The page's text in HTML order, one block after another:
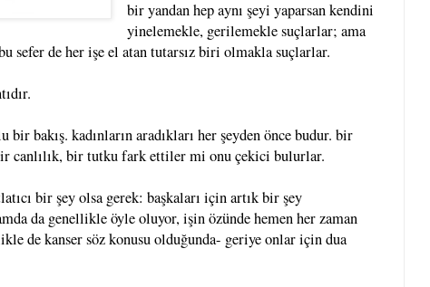
bir yandan hep aynı şeyi yaparsan kendini
yinelemekle, gerilemekle suçlarlar; ama
sefer de her işe el atan tutarsız biri olmakla suçlarlar.
bir bakış. kadınların aradıkları her şeyden önce budur. bir
canlılık, bir tutku fark ettiler mi onu çekici bulurlar.
bir şey olsa gerek: başkaları için artık bir şey
da genellikle öyle oluyor, işin özünde hemen her zaman
de kanser söz konusu olduğunda- geriye onlar için dua